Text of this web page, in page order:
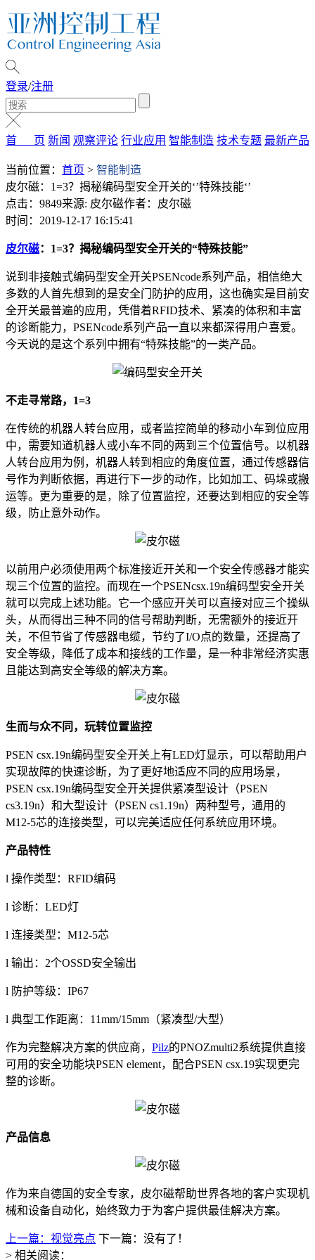
登录/注册
首 页 新闻 观察评论 行业应用 智能制造 技术专题 最新产品
当前位置： 首页 > 智能制造
皮尔磁：1=3？揭秘编码型安全开关的‘’特殊技能‘’
点击：9849来源: 皮尔磁作者：皮尔磁
时间：2019-12-17 16:15:41
皮尔磁：1=3？揭秘编码型安全开关的“特殊技能”
说到非接触式编码型安全开关PSENcode系列产品，相信绝大
多数的人首先想到的是安全门防护的应用，这也确实是目前安
全开关最普遍的应用，凭借着RFID技术、紧凑的体积和丰富
的诊断能力，PSENcode系列产品一直以来都深得用户喜爱。
今天说的是这个系列中拥有“特殊技能”的一类产品。
不走寻常路，1=3
在传统的机器人转台应用，或者监控简单的移动小车到位应用
中，需要知道机器人或小车不同的两到三个位置信号。以机器
人转台应用为例，机器人转到相应的角度位置，通过传感器信
号作为判断依据，再进行下一步的动作，比如加工、码垛或搬
运等。更为重要的是，除了位置监控，还要达到相应的安全等
级，防止意外动作。
以前用户必须使用两个标准接近开关和一个安全传感器才能实
现三个位置的监控。而现在一个PSENcsx.19n编码型安全开关
就可以完成上述功能。它一个感应开关可以直接对应三个操纵
头，从而得出三种不同的信号帮助判断，无需额外的接近开
关，不但节省了传感器电缆，节约了I/O点的数量，还提高了
安全等级，降低了成本和接线的工作量，是一种非常经济实惠
且能达到高安全等级的解决方案。
生而与众不同，玩转位置监控
PSEN csx.19n编码型安全开关上有LED灯显示，可以帮助用户
实现故障的快速诊断，为了更好地适应不同的应用场景，
PSEN csx.19n编码型安全开关提供紧凑型设计（PSEN
cs3.19n）和大型设计（PSEN cs1.19n）两种型号，通用的
M12-5芯的连接类型，可以完美适应任何系统应用环境。
产品特性
l 操作类型：RFID编码
l 诊断：LED灯
l 连接类型：M12-5芯
l 输出：2个OSSD安全输出
l 防护等级：IP67
l 典型工作距离：11mm/15mm（紧凑型/大型）
作为完整解决方案的供应商， Pilz的PNOZmulti2系统提供直接
可用的安全功能块PSEN element，配合PSEN csx.19实现更完
整的诊断。
产品信息
作为来自德国的安全专家，皮尔磁帮助世界各地的客户实现机
械和设备自动化，始终致力于为客户提供最佳解决方案。
上一篇：视觉亮点 下一篇：没有了！
> 相关阅读：